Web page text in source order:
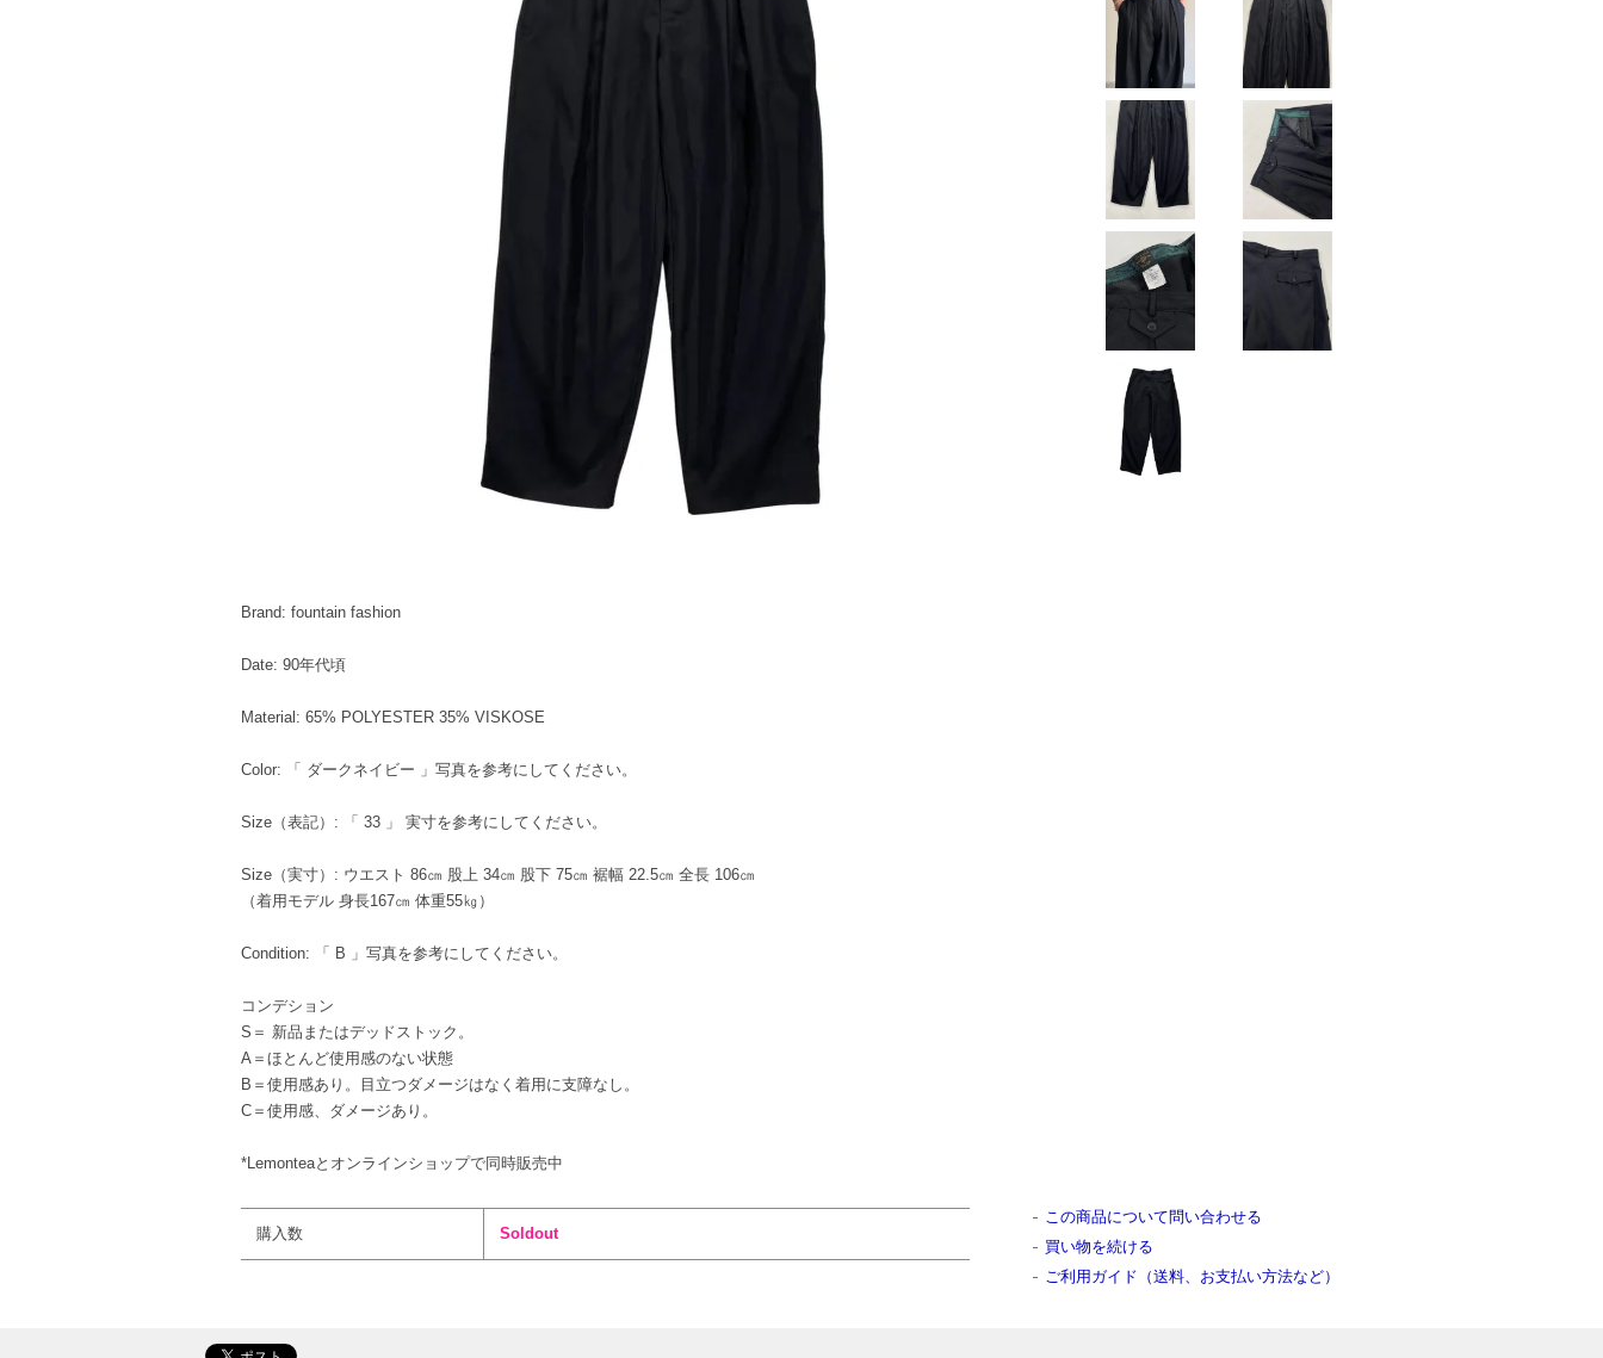
Brand: fountain fashion
Date: 90年代頃
Material: 65% POLYESTER 35% VISKOSE
Color: 「 ダークネイビー 」写真を参考にしてください。
Size（表記）: 「 33 」 実寸を参考にしてください。
Size（実寸）: ウエスト 86㎝ 股上 34㎝ 股下 75㎝ 裾幅 22.5㎝ 全長 106㎝
（着用モデル 身長167㎝ 体重55㎏）
Condition: 「 B 」写真を参考にしてください。
コンデション
S＝ 新品またはデッドストック。
A＝ほとんど使用感のない状態
B＝使用感あり。目立つダメージはなく着用に支障なし。
C＝使用感、ダメージあり。
*Lemonteaとオンラインショップで同時販売中
購入数 Soldout
この商品について問い合わせる
買い物を続ける
ご利用ガイド（送料、お支払い方法など）